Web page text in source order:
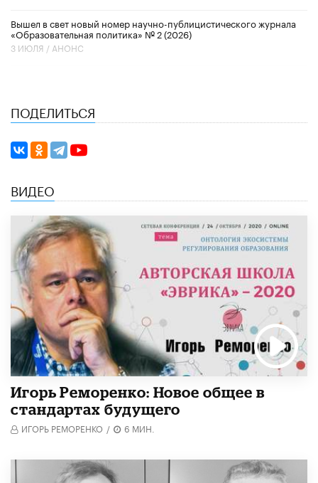
Вышел в свет новый номер научно-публицистического журнала
«Образовательная политика» № 2 (2026)
3 ИЮЛЯ / АНОНС
ПОДЕЛИТЬСЯ
ВИДЕО
Игорь Реморенко: Новое общее в
стандартах будущего
ИГОРЬ РЕМОРЕНКО / 6 МИН.